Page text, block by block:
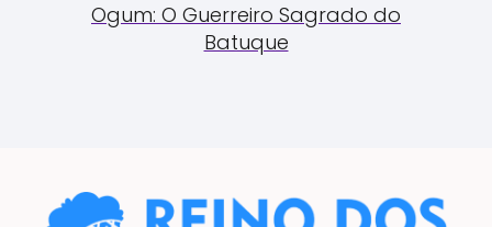
Ogum: O Guerreiro Sagrado do
Batuque